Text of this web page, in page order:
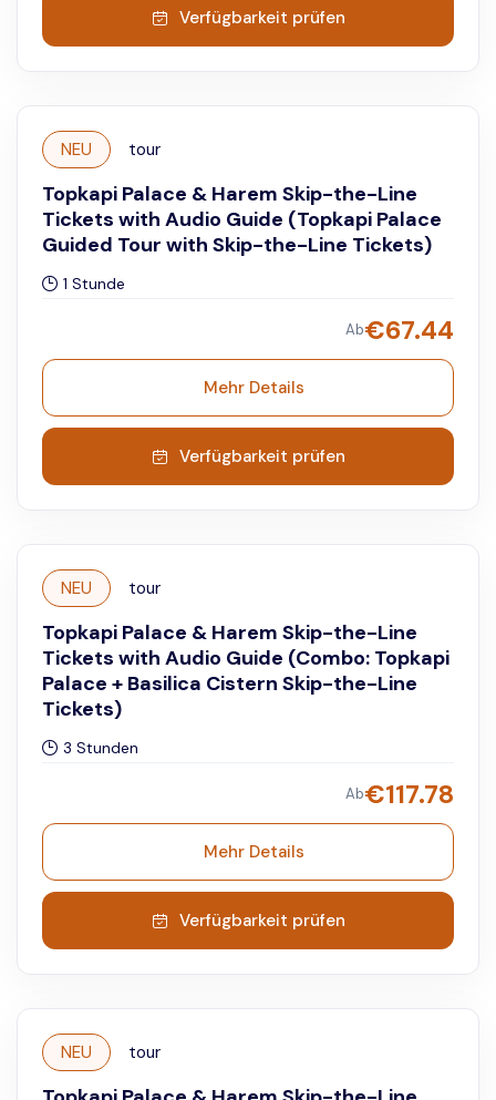
Verfügbarkeit prüfen
NEU tour
Topkapi Palace & Harem Skip-the-Line
Tickets with Audio Guide (Topkapi Palace
Guided Tour with Skip-the-Line Tickets)
1 Stunde
Ab€67.44
Mehr Details
Verfügbarkeit prüfen
NEU tour
Topkapi Palace & Harem Skip-the-Line
Tickets with Audio Guide (Combo: Topkapi
Palace + Basilica Cistern Skip-the-Line
Tickets)
3 Stunden
Ab€117.78
Mehr Details
Verfügbarkeit prüfen
NEU tour